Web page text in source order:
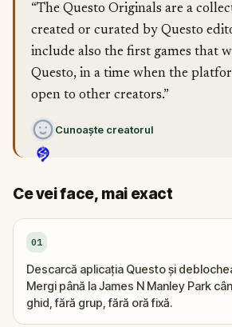
“The Questo Originals are a
created or curated by Questo
include also the first games that
Questo, in a time when the
open to other creators.”
Cunoaște creatorul
Ce vei face, mai exact
01
Descarcă aplicația Questo și
Mergi până la James N Manley Park
ghid, fără grup, fără oră fixă.